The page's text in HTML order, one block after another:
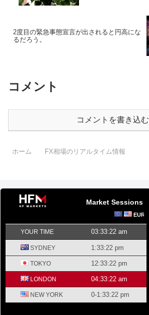
2度目の緊急事態宣言が出されると円高にな
るだろう。
コメント
コメントを書き込む
ホーム FX相場のリアルタイム情報
Market Sessions